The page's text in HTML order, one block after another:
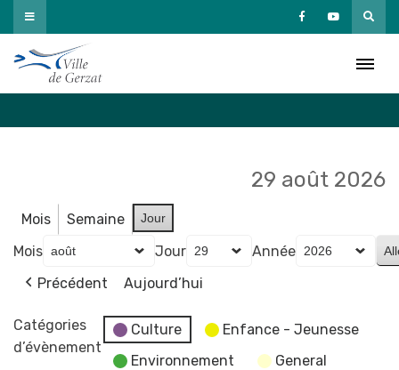
Passer
au
contenu
29 août 2026
Mois Semaine Jour
Mois Jour
Année
Précédent
Aujourd’hui
Catégories
d’évènement
Culture
Enfance - Jeunesse
Environnement
General